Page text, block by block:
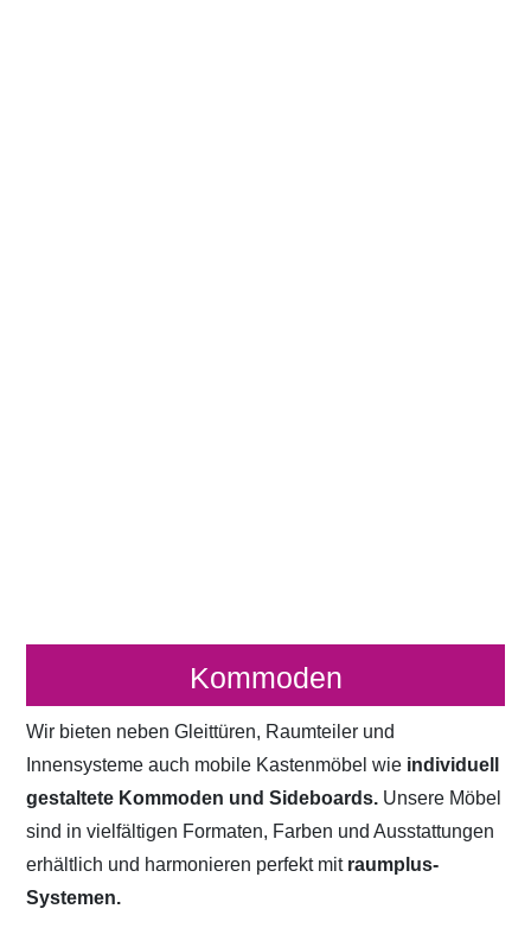
Kommoden
Wir bieten neben Gleittüren, Raumteiler und
Innensysteme auch mobile Kastenmöbel wie individuell
gestaltete Kommoden und Sideboards. Unsere Möbel
sind in vielfältigen Formaten, Farben und Ausstattungen
erhältlich und harmonieren perfekt mit raumplus-
Systemen.